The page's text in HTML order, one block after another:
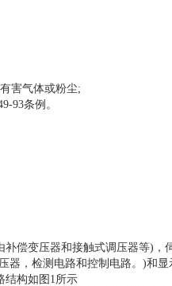
害气体或粉尘;
93条例。
偿变压器和接触式调压器等)，
器，检测电路和控制电路。)和
结构如图1所示